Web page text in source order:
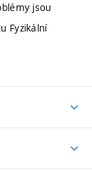
jsou
Fyzikální